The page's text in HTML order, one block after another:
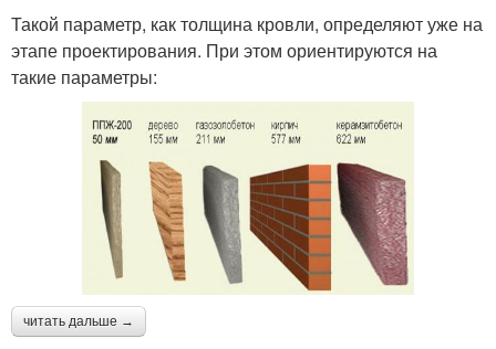
Такой параметр, как толщина кровли, определяют уже на
этапе проектирования. При этом ориентируются на
такие параметры:
читать дальше →